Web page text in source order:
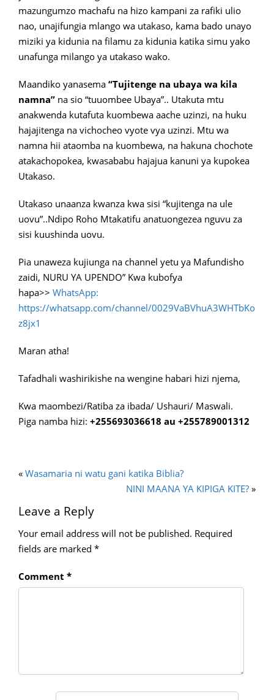
mazungumzo machafu na hizo kampani za rafiki ulio
nao, unajifungia mlango wa utakaso, kama bado unayo
miziki ya kidunia na filamu za kidunia katika simu yako
unafunga milango ya utakaso wako.
Maandiko yanasema “Tujitenge na ubaya wa kila
namna” na sio “tuuombee Ubaya”.. Utakuta mtu
anakwenda kutafuta kuombewa aache uzinzi, na huku
hajajitenga na vichocheo vyote vya uzinzi. Mtu wa
namna hii ataomba na kuombewa, na hakuna chochote
atakachopokea, kwasababu hajajua kanuni ya kupokea
Utakaso.
Utakaso unaanza kwanza kwa sisi “kujitenga na ule
uovu”..Ndipo Roho Mtakatifu anatuongezea nguvu za
sisi kuushinda uovu.
Pia unaweza kujiunga na channel yetu ya Mafundisho
zaidi, NURU YA UPENDO” Kwa kubofya
hapa>> WhatsApp:
https://whatsapp.com/channel/0029VaBVhuA3WHTbKo
z8jx1
Maran atha!
Tafadhali washirikishe na wengine habari hizi njema,
Kwa maombezi/Ratiba za ibada/ Ushauri/ Maswali.
Piga namba hizi: +255693036618 au +255789001312
« Wasamaria ni watu gani katika Biblia?
NINI MAANA YA KIPIGA KITE? »
Leave a Reply
Your email address will not be published. Required
fields are marked *
Comment *